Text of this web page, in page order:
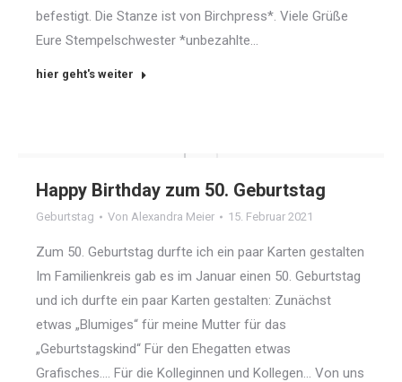
befestigt. Die Stanze ist von Birchpress*. Viele Grüße
Eure Stempelschwester *unbezahlte…
hier geht's weiter
Happy Birthday zum 50. Geburtstag
Geburtstag Von Alexandra Meier 15. Februar 2021
Zum 50. Geburtstag durfte ich ein paar Karten gestalten
Im Familienkreis gab es im Januar einen 50. Geburtstag
und ich durfte ein paar Karten gestalten: Zunächst
etwas „Blumiges“ für meine Mutter für das
„Geburtstagskind“ Für den Ehegatten etwas
Grafisches…. Für die Kolleginnen und Kollegen… Von uns